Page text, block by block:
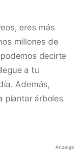
eres más
millones de
decirte
a tu
Además,
plantar árboles
Anzeige